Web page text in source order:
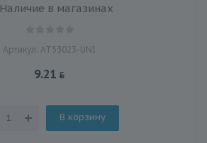
Наличие в магазинах
Артикул: АТ53023-UNI
9.21
В корзину